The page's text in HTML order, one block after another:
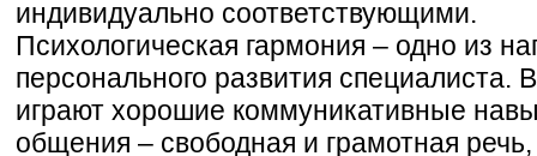
индивидуально соответствующими.
Психологическая гармония – одно из
персонального развития специалиста.
играют хорошие коммуникативные
общения – свободная и грамотная